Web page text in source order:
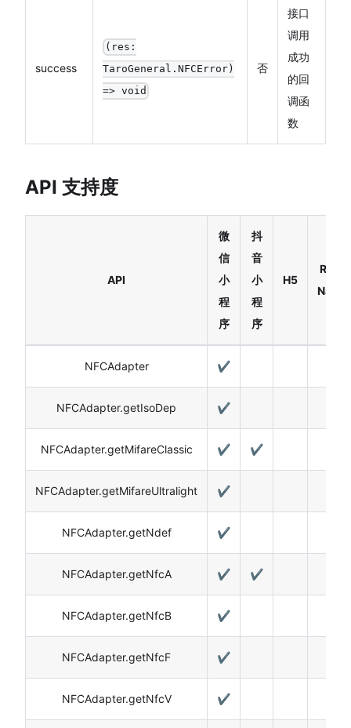
success
(res:
TaroGeneral.NFCError)
=> void
否
接口
调用
成功
的回
调函
数
API 支持度
API
微
信
小
程
序
抖
音
小
程
序
H5
React
Native
NFCAdapter ✔️
NFCAdapter.getIsoDep ✔️
NFCAdapter.getMifareClassic ✔️ ✔️
NFCAdapter.getMifareUltralight ✔️
NFCAdapter.getNdef ✔️
NFCAdapter.getNfcA ✔️ ✔️
NFCAdapter.getNfcB ✔️
NFCAdapter.getNfcF ✔️
NFCAdapter.getNfcV ✔️